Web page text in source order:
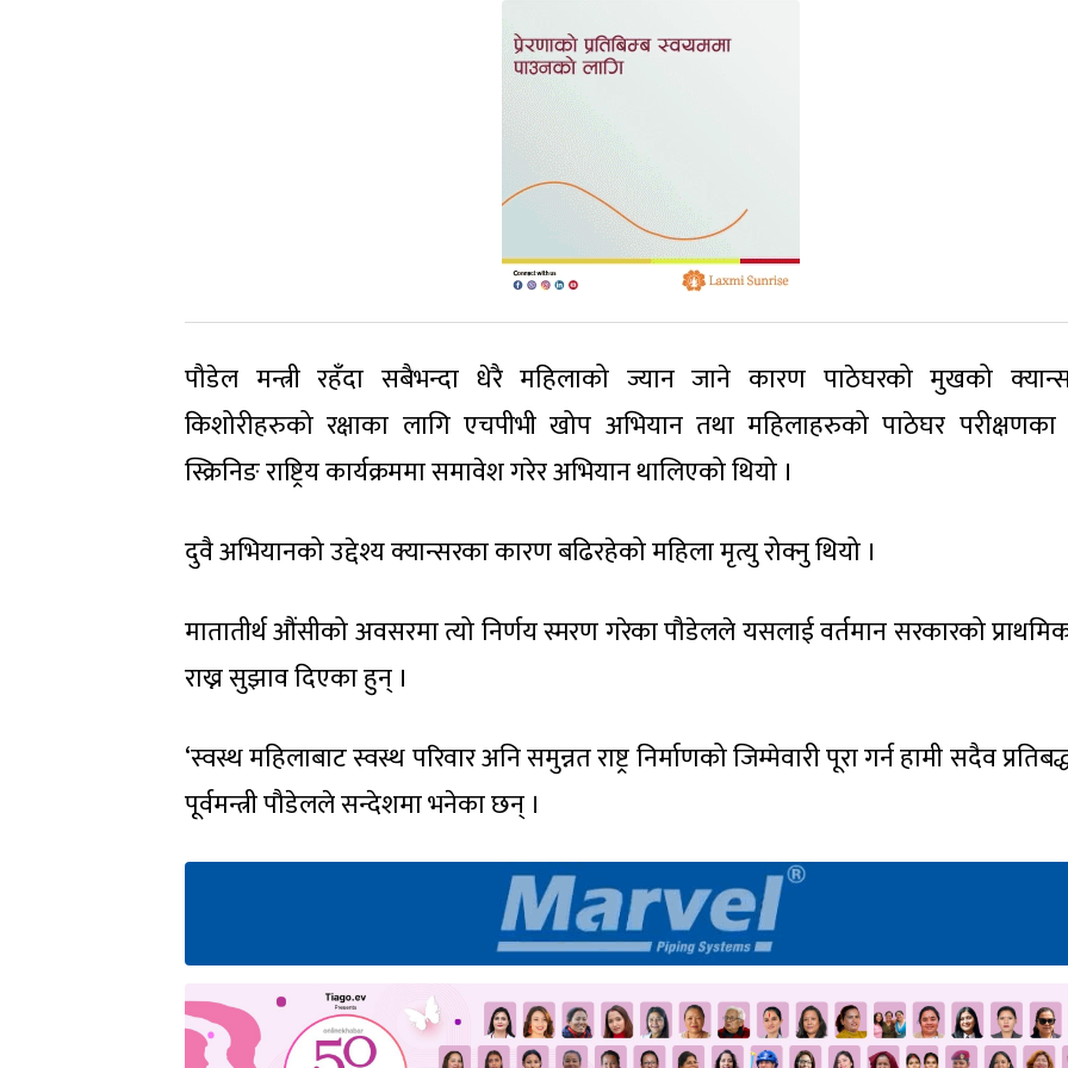
पौडेल मन्त्री रहँदा सबैभन्दा धेरै महिलाको ज्यान जाने कारण पाठेघरको मुखको
किशोरीहरुको रक्षाका लागि एचपीभी खोप अभियान तथा महिलाहरुको पाठेघर परीक्षणका
स्क्रिनिङ राष्ट्रिय कार्यक्रममा समावेश गरेर अभियान थालिएको थियो ।
दुवै अभियानको उद्देश्य क्यान्सरका कारण बढिरहेको महिला मृत्यु रोक्नु थियो ।
मातातीर्थ औंसीको अवसरमा त्यो निर्णय स्मरण गरेका पौडेलले यसलाई वर्तमान सरकारको
राख्न सुझाव दिएका हुन् ।
‘स्वस्थ महिलाबाट स्वस्थ परिवार अनि समुन्नत राष्ट्र निर्माणको जिम्मेवारी पूरा गर्न हामी सदैव
पूर्वमन्त्री पौडेलले सन्देशमा भनेका छन् ।